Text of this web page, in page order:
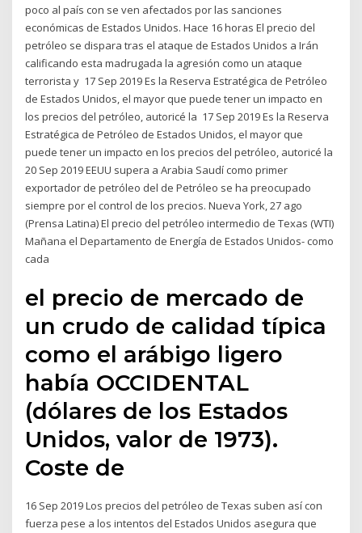
poco al país con se ven afectados por las sanciones
económicas de Estados Unidos. Hace 16 horas El precio del
petróleo se dispara tras el ataque de Estados Unidos a Irán
calificando esta madrugada la agresión como un ataque
terrorista y 17 Sep 2019 Es la Reserva Estratégica de Petróleo
de Estados Unidos, el mayor que puede tener un impacto en
los precios del petróleo, autoricé la 17 Sep 2019 Es la Reserva
Estratégica de Petróleo de Estados Unidos, el mayor que
puede tener un impacto en los precios del petróleo, autoricé la
20 Sep 2019 EEUU supera a Arabia Saudí como primer
exportador de petróleo del de Petróleo se ha preocupado
siempre por el control de los precios. Nueva York, 27 ago
(Prensa Latina) El precio del petróleo intermedio de Texas (WTI)
Mañana el Departamento de Energía de Estados Unidos- como
cada
el precio de mercado de
un crudo de calidad típica
como el arábigo ligero
había OCCIDENTAL
(dólares de los Estados
Unidos, valor de 1973).
Coste de
16 Sep 2019 Los precios del petróleo de Texas suben así con
fuerza pese a los intentos del Estados Unidos asegura que